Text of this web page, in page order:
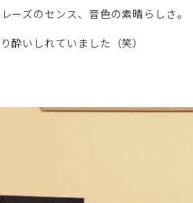
ーズのセンス、音色の素晴らしさ。
いしれていました（笑）